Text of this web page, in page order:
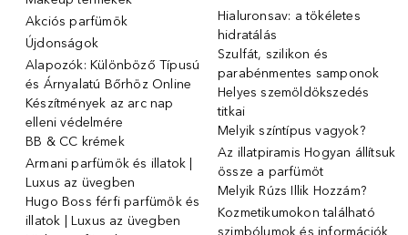
Akciós parfümök
Újdonságok
Alapozók: Különböző Típusú
és Árnyalatú Bőrhöz Online
Készítmények az arc nap
elleni védelmére
BB & CC krémek
Armani parfümök és illatok |
Luxus az üvegben
Hugo Boss férfi parfümök és
illatok | Luxus az üvegben
Hialuronsav: a tökéletes
hidratálás
Szulfát, szilikon és
parabénmentes samponok
Helyes szemöldökszedés
titkai
Melyik színtípus vagyok?
Az illatpiramis Hogyan állítsuk
össze a parfümöt
Melyik Rúzs Illik Hozzám?
Kozmetikumokon található
szimbólumok és információk